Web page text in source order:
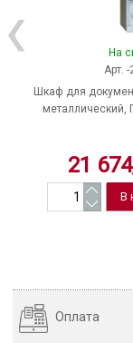
На
Арт.
Шкаф для
металлический,
21
Оплата